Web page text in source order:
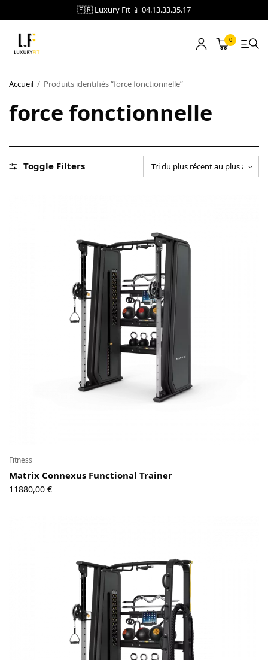
🇫🇷 Luxury Fit 📱 04.13.33.35.17
0
Accueil / Produits identifiés “force fonctionnelle”
force fonctionnelle
Toggle Filters
Fitness
Matrix Connexus Functional Trainer
11880,00 €
LOCATION
NOTRE CATALOGUE
Copyright © 2024 Luxury Fit. All rights reserved.